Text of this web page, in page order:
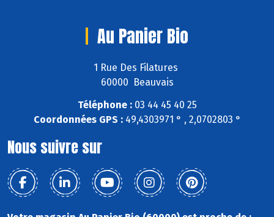
Au Panier Bio
1 Rue Des Filatures
60000 Beauvais
Téléphone :03 44 45 40 25
Coordonnées GPS :49,4303971 ° , 2,0702803 °
Nous suivre sur